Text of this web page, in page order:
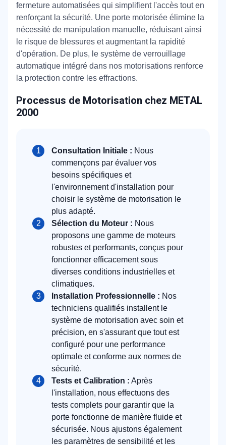
fermeture automatisées qui simplifient l'accès tout en
renforçant la sécurité. Une porte motorisée élimine la
nécessité de manipulation manuelle, réduisant ainsi
le risque de blessures et augmentant la rapidité
d'opération. De plus, le système de verrouillage
automatique intégré dans nos motorisations renforce
la protection contre les effractions.
Processus de Motorisation chez METAL
2000
Consultation Initiale : Nous
commençons par évaluer vos
besoins spécifiques et
l'environnement d'installation pour
choisir le système de motorisation le
plus adapté.
Sélection du Moteur : Nous
proposons une gamme de moteurs
robustes et performants, conçus pour
fonctionner efficacement sous
diverses conditions industrielles et
climatiques.
Installation Professionnelle : Nos
techniciens qualifiés installent le
système de motorisation avec soin et
précision, en s'assurant que tout est
configuré pour une performance
optimale et conforme aux normes de
sécurité.
Tests et Calibration : Après
l'installation, nous effectuons des
tests complets pour garantir que la
porte fonctionne de manière fluide et
sécurisée. Nous ajustons également
les paramètres de sensibilité et les